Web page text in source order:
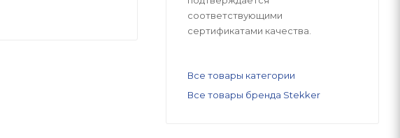
соответствующими
сертификатами качества.
Все товары категории
Все товары бренда Stekker